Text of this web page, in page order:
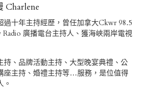
Charlene
過十年主持經歷，曾任加拿大Ckwr 98.5
廣播電台主持人、獲海峽兩岸電視
持、品牌活動主持、大型晚宴典禮、公
座主持、婚禮主持等…服務，是位值得
。